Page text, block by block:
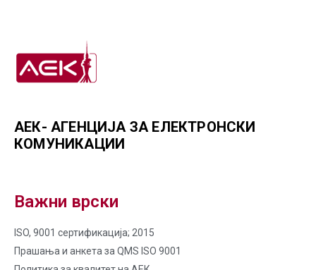
АЕК- АГЕНЦИЈА ЗА ЕЛЕКТРОНСКИ
КОМУНИКАЦИИ
Важни врски
ISO, 9001 сертификација; 2015
Прашања и анкета за QMS ISO 9001